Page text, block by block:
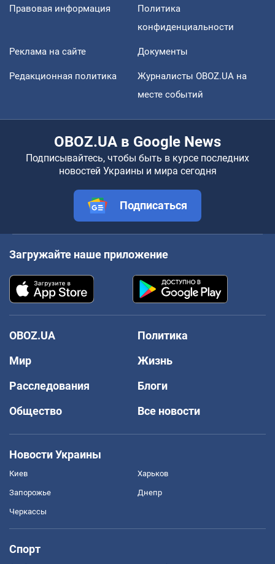
Правовая информация
Политика
конфиденциальности
Реклама на сайте Документы
Редакционная политика
Журналисты OBOZ.UA на
месте событий
OBOZ.UA в Google News
Подписывайтесь, чтобы быть в курсе последних
новостей Украины и мира сегодня
Подписаться
Загружайте наше приложение
OBOZ.UA
Политика
Мир
Жизнь
Расследования
Блоги
Общество
Все новости
Новости Украины
Киев Харьков
Запорожье Днепр
Черкассы
Спорт